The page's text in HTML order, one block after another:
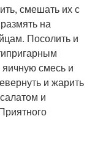
смешать их с
на
Посолить и
смесь и
и жарить
и